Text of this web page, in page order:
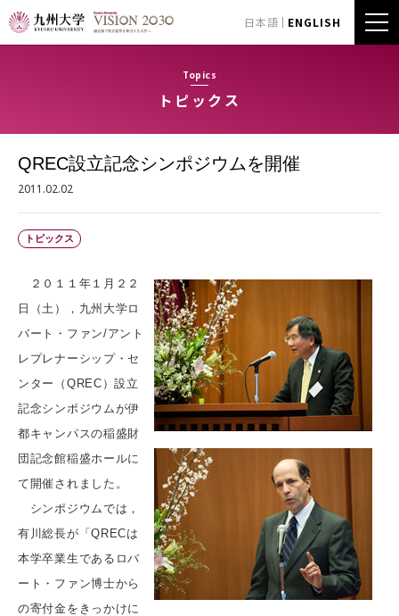
日本語 ENGLISH
Topics
トピックス
QREC設立記念シンポジウムを開催
2011.02.02
トピックス
２０１１年１月２２
日（土），九州大学ロ
バート・ファン/アント
レプレナーシップ・セ
ンター（QREC）設立
記念シンポジウムが伊
都キャンパスの稲盛財
団記念館稲盛ホールに
て開催されました。
シンポジウムでは，
有川総長が「QRECは
本学卒業生であるロバ
ート・ファン博士から
の寄付金をきっかけに